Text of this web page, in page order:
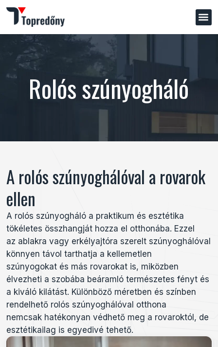
Rolós szúnyogháló
A rolós szúnyogháló a praktikum és esztétika
tökéletes összhangját hozza el otthonába. Ezzel
az ablakra vagy erkélyajtóra szerelt szúnyoghálóval
könnyen távol tarthatja a kellemetlen
szúnyogokat és más rovarokat is, miközben
élvezheti a szobába beáramló természetes fényt és
a kiváló kilátást. Különböző méretben és színben
rendelhető rolós szúnyoghálóval otthona
nemcsak hatékonyan védhető meg a rovaroktól, de
esztétikailag is egyedivé tehető.
A rolós szúnyoghálóval a rovarok
ellen